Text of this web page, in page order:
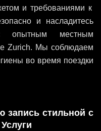
и требованиями к
и насладитесь
опытным местным
Zurich. Мы соблюдаем
во время поездки
запись стильной с